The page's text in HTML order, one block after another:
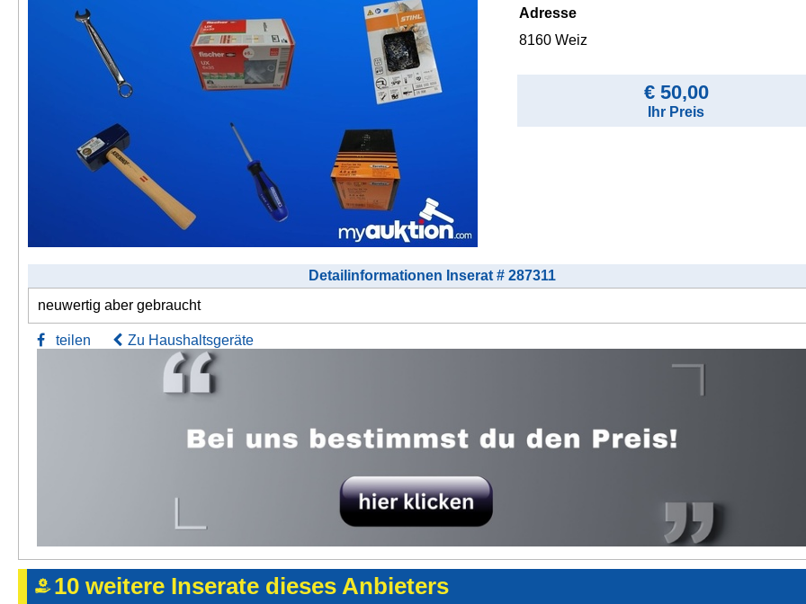
Adresse
8160 Weiz
€ 50,00
Ihr Preis
Detailinformationen Inserat # 287311
neuwertig aber gebraucht
teilen Zu Haushaltsgeräte
10 weitere Inserate dieses Anbieters